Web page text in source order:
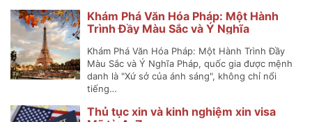
Khám Phá Văn Hóa Pháp: Một Hành
Trình Đầy Màu Sắc và Ý Nghĩa
Khám Phá Văn Hóa Pháp: Một Hành Trình Đầy
Màu Sắc và Ý Nghĩa Pháp, quốc gia được mệnh
danh là "Xứ sở của ánh sáng", không chỉ nổi
tiếng…
Thủ tục xin và kinh nghiệm xin visa